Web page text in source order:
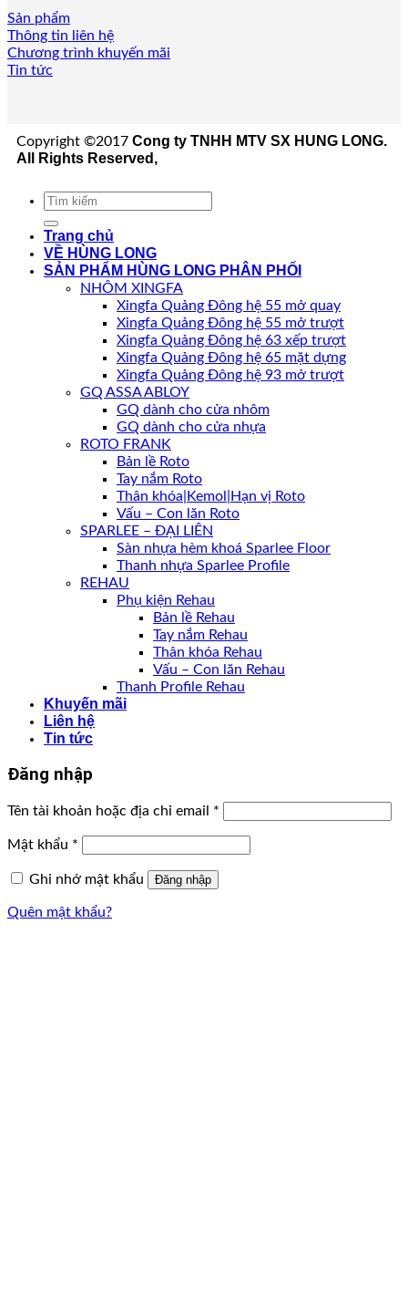
Sản phẩm
Thông tin liên hệ
Chương trình khuyến mãi
Tin tức
Copyright ©2017 Cong ty TNHH MTV SX HUNG LONG.
All Rights Reserved,
Tìm
Trang chủ
VỀ HÙNG LONG
SẢN PHẨM HÙNG LONG PHÂN PHỐI
NHÔM XINGFA
Xingfa Quảng Đông hệ 55 mở quay
Xingfa Quảng Đông hệ 55 mở trượt
Xingfa Quảng Đông hệ 63 xếp trượt
Xingfa Quảng Đông hệ 65 mặt dựng
Xingfa Quảng Đông hệ 93 mở trượt
GQ ASSA ABLOY
GQ dành cho cửa nhôm
GQ dành cho cửa nhựa
ROTO FRANK
Bản lề Roto
Tay nắm Roto
Thân khóa|Kemol|Hạn vị Roto
Vấu – Con lăn Roto
SPARLEE – ĐẠI LIÊN
Sàn nhựa hèm khoá Sparlee Floor
Thanh nhựa Sparlee Profile
REHAU
Phụ kiện Rehau
Bản lề Rehau
Tay nắm Rehau
Thân khóa Rehau
Vấu – Con lăn Rehau
Thanh Profile Rehau
Khuyến mãi
Liên hệ
Tin tức
Đăng nhập
Tên tài khoản hoặc địa chỉ email *
Mật khẩu *
Ghi nhớ mật khẩu Đăng nhập
Quên mật khẩu?